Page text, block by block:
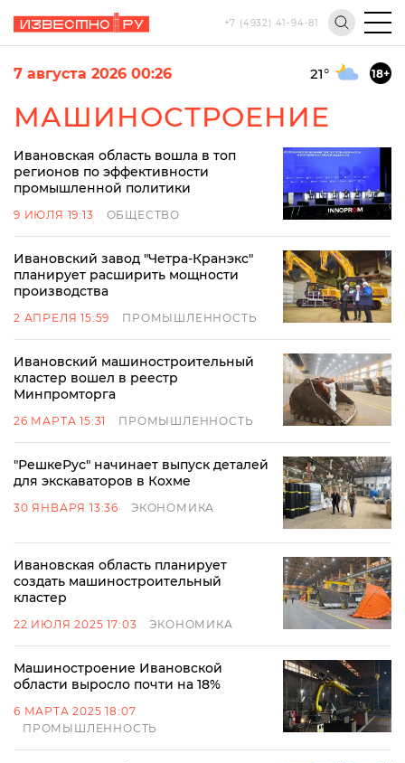
+7 (4932) 41-94-81
7 августа 2026 00:26 21° 18+
МАШИНОСТРОЕНИЕ
Ивановская область вошла в топ
регионов по эффективности
промышленной политики
9 ИЮЛЯ 19:13 ОБЩЕСТВО
Ивановский завод "Четра-Кранэкс"
планирует расширить мощности
производства
2 АПРЕЛЯ 15:59 ПРОМЫШЛЕННОСТЬ
Ивановский машиностроительный
кластер вошел в реестр
Минпромторга
26 МАРТА 15:31 ПРОМЫШЛЕННОСТЬ
"РешкеРус" начинает выпуск деталей
для экскаваторов в Кохме
30 ЯНВАРЯ 13:36 ЭКОНОМИКА
Ивановская область планирует
создать машиностроительный
кластер
22 ИЮЛЯ 2025 17:03 ЭКОНОМИКА
Машиностроение Ивановской
области выросло почти на 18%
6 МАРТА 2025 18:07
ПРОМЫШЛЕННОСТЬ